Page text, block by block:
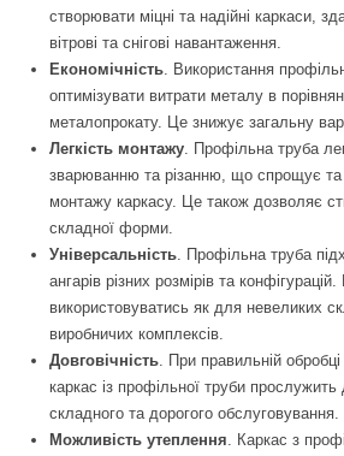
створювати міцні та надійні каркаси,
вітрові та снігові навантаження.
Економічність. Використання
оптимізувати витрати металу в
металопрокату. Це знижує загальну
Легкість монтажу. Профільна труба
зварюванню та різанню, що спрощує
монтажу каркасу. Це також дозволяє
складної форми.
Універсальність. Профільна труба
ангарів різних розмірів та
використовуватись як для невеликих
виробничих комплексів.
Довговічність. При правильній обробці
каркас із профільної труби
складного та дорогого обслуговування.
Можливість утеплення. Каркас з